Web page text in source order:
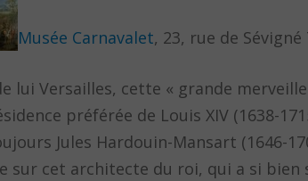
Musée Carnavalet, 23, rue de Sévigné
lui Versailles, cette « grande
préférée de Louis XIV (1638-
Jules Hardouin-Mansart (1646-
sur cet architecte du roi, qui a si